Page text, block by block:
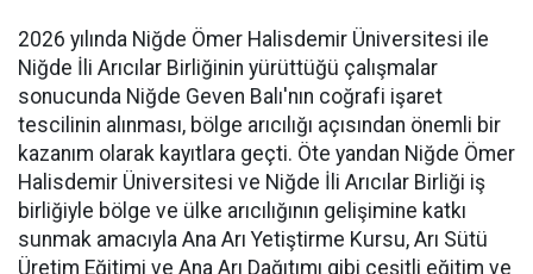
2026 yılında Niğde Ömer Halisdemir Üniversitesi ile
Niğde İli Arıcılar Birliğinin yürüttüğü çalışmalar
sonucunda Niğde Geven Balı'nın coğrafi işaret
tescilinin alınması, bölge arıcılığı açısından önemli bir
kazanım olarak kayıtlara geçti. Öte yandan Niğde Ömer
Halisdemir Üniversitesi ve Niğde İli Arıcılar Birliği iş
birliğiyle bölge ve ülke arıcılığının gelişimine katkı
sunmak amacıyla Ana Arı Yetiştirme Kursu, Arı Sütü
Üretim Eğitimi ve Ana Arı Dağıtımı gibi çeşitli eğitim ve